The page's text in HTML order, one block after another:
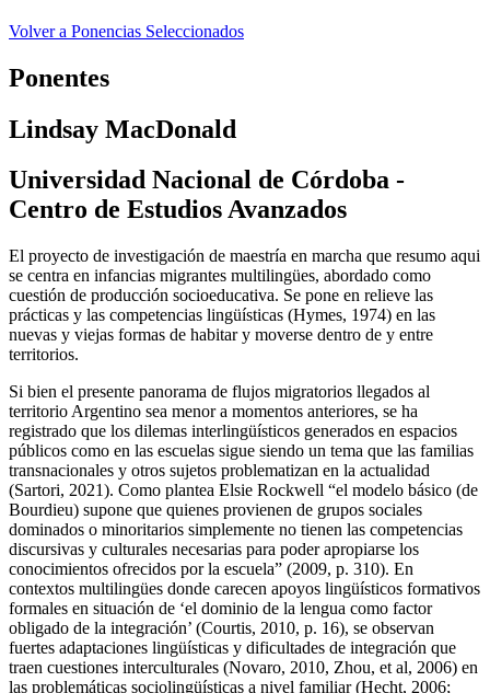
Volver a Ponencias Seleccionados
Ponentes
Lindsay MacDonald
Universidad Nacional de Córdoba -
Centro de Estudios Avanzados
El proyecto de investigación de maestría en marcha que resumo aqui
se centra en infancias migrantes multilingües, abordado como
cuestión de producción socioeducativa. Se pone en relieve las
prácticas y las competencias lingüísticas (Hymes, 1974) en las
nuevas y viejas formas de habitar y moverse dentro de y entre
territorios.
Si bien el presente panorama de flujos migratorios llegados al
territorio Argentino sea menor a momentos anteriores, se ha
registrado que los dilemas interlingüísticos generados en espacios
públicos como en las escuelas sigue siendo un tema que las familias
transnacionales y otros sujetos problematizan en la actualidad
(Sartori, 2021). Como plantea Elsie Rockwell “el modelo básico (de
Bourdieu) supone que quienes provienen de grupos sociales
dominados o minoritarios simplemente no tienen las competencias
discursivas y culturales necesarias para poder apropiarse los
conocimientos ofrecidos por la escuela” (2009, p. 310). En
contextos multilingües donde carecen apoyos lingüísticos formativos
formales en situación de ‘el dominio de la lengua como factor
obligado de la integración’ (Courtis, 2010, p. 16), se observan
fuertes adaptaciones lingüísticas y dificultades de integración que
traen cuestiones interculturales (Novaro, 2010, Zhou, et al, 2006) en
las problemáticas sociolingüísticas a nivel familiar (Hecht, 2006;